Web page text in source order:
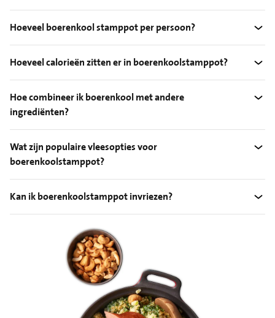
Hoeveel boerenkool stamppot per persoon?
Hoeveel calorieën zitten er in boerenkoolstamppot?
Hoe combineer ik boerenkool met andere
ingrediënten?
Wat zijn populaire vleesopties voor
boerenkoolstamppot?
Kan ik boerenkoolstamppot invriezen?